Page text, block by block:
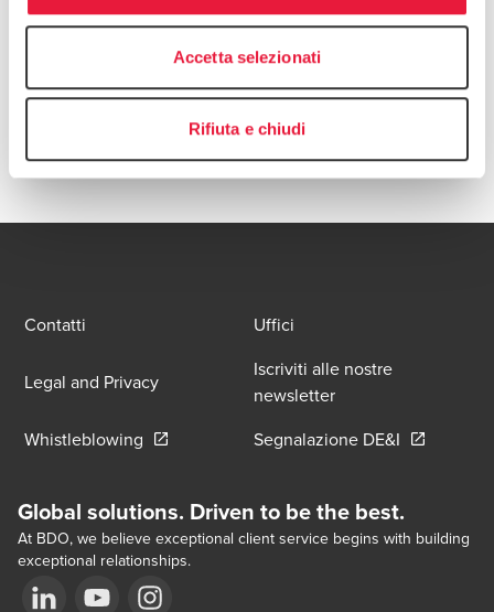
Accetta selezionati
Rifiuta e chiudi
Via San Raffaele, 5
milano@bdo.it
Phone:+39 02 582010
IndicazioniOpens In A New Window/tab
Contatti Uffici
Legal and Privacy
Iscriviti alle nostre
newsletter
Whistleblowing Opens in a new window/tab
Segnalazione DE&I Opens in
Global solutions. Driven to be the best.
At BDO, we believe exceptional client service begins with building
exceptional relationships.